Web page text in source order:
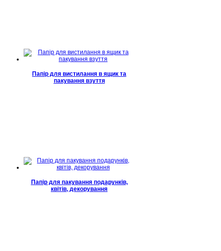
Папір для вистилання в ящик та
пакування взуття
Папір для пакування подарунків,
квітів, декорування